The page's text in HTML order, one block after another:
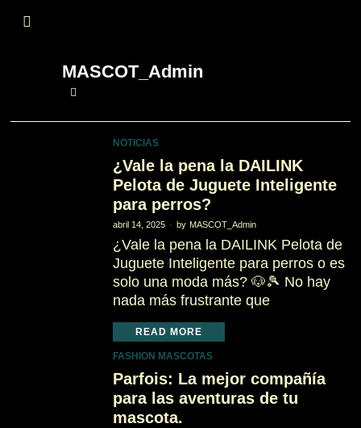
MASCOT_Admin
NOTICIAS
¿Vale la pena la DAILINK
Pelota de Juguete Inteligente
para perros?
abril 14, 2025 by MASCOT_Admin
¿Vale la pena la DAILINK Pelota de
Juguete Inteligente para perros o es
solo una moda más? 🐶🎾 No hay
nada más frustrante que
READ MORE
FASHION MASCOTAS
Parfois: La mejor compañía
para las aventuras de tu
mascota.